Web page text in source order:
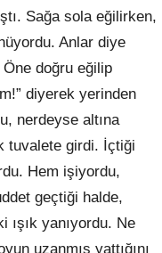
Sağa sola eğilirken,
Anlar diye
doğru eğilip
diyerek yerinden
nerdeyse altına
tuvalete girdi. İçtiği
Hem işiyordu,
geçtiği halde,
ışık yanıyordu. Ne
uzanmış yattığını